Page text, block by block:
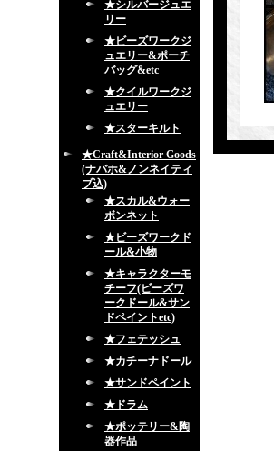
★シルバージュエ
リー
★ビーズワークジ
ュエリー&ポーチ
バッグ&etc
★クイルワークジ
ュエリー
★スターキルト
★Craft&Interior Goods
(ナバホ&ノンネイティ
ブ込)
★スカル&ウォー
ボンネット
★ビーズワークド
ール&小物
★キャラクターモ
チーフ(ビーズワ
ークドール&サン
ドペイントetc)
★フェテッシュ
★カチーナドール
★サンドペイント
★ドラム
★ポッテリー&陶
器作品